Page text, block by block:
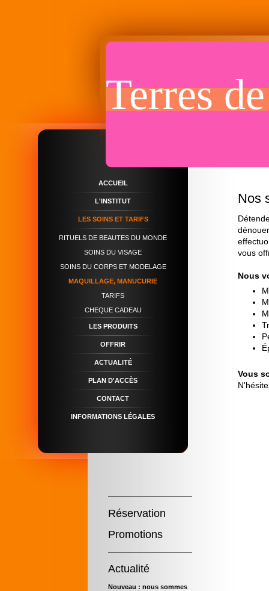
Terres
Nos
vous
Nous
Vous
ACCUEIL
L'INSTITUT
LES SOINS ET TARIFS
RITUELS DE BEAUTES DU MONDE
SOINS DU VISAGE
SOINS DU CORPS ET MODELAGE
MAQUILLAGE, MANUCURIE
TARIFS
CHEQUE CADEAU
LES PRODUITS
OFFRIR
ACTUALITÉ
PLAN D'ACCÈS
CONTACT
INFORMATIONS LÉGALES
Réservation
Promotions
Actualité
Nouveau : nous sommes